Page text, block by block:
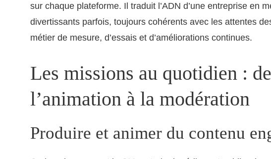
sur chaque plateforme. Il traduit l’ADN d’une entreprise en
divertissants parfois, toujours cohérents avec les attentes
métier de mesure, d’essais et d’améliorations continues.
Les missions au quotidien : de
l’animation à la modération
Produire et animer du contenu